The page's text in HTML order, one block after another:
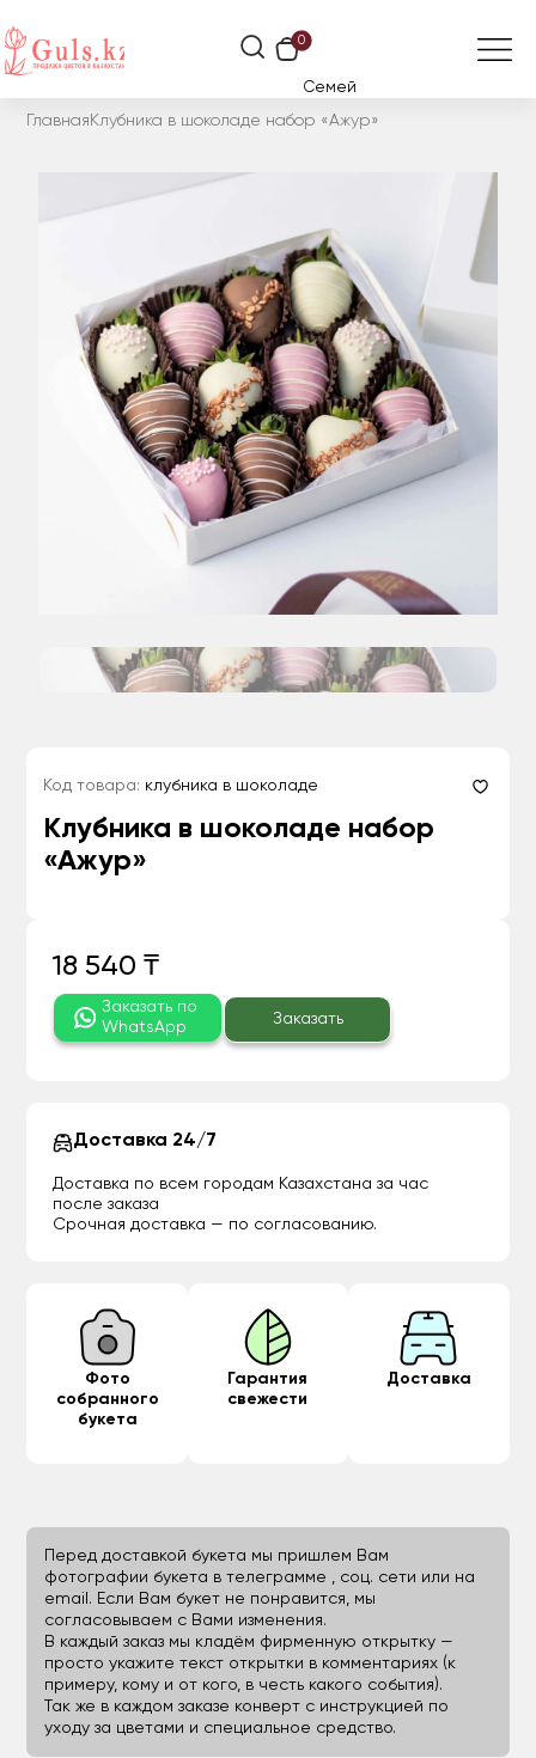
0
Семей
Главная Клубника в шоколаде набор «Ажур»
Код товара: клубника в шоколаде
Клубника в шоколаде набор
«Ажур»
18 540 ₸
Заказать по
WhatsApp
Заказать
Доставка 24/7
Доставка по всем городам Казахстана за час
после заказа
Срочная доставка — по согласованию.
Фото
собранного
букета
Гарантия
свежести
Доставка
Перед доставкой букета мы пришлем Вам
фотографии букета в телеграмме , соц. сети или на
email. Если Вам букет не понравится, мы
согласовываем с Вами изменения.
В каждый заказ мы кладём фирменную открытку —
просто укажите текст открытки в комментариях (к
примеру, кому и от кого, в честь какого события).
Так же в каждом заказе конверт с инструкцией по
уходу за цветами и специальное средство.